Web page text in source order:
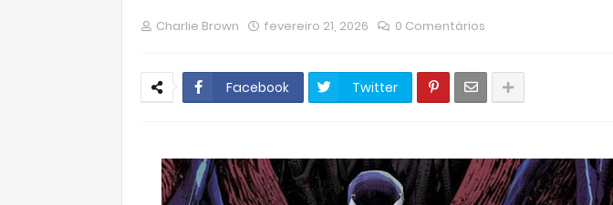
Charlie Brown fevereiro 21, 2026 0 Comentários
Facebook Twitter